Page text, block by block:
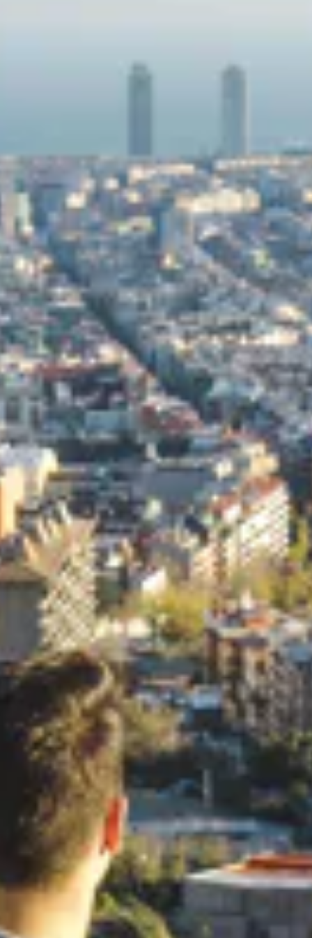
capital catalana está llena de todo tipo de locales, desde
restaurantes tradicionales y bares de tapas hasta
, lastendencias, eldiseñoy
la
imagen gracias a unaextensa oferta de ocio y
cultura
que incluye numerosos museos(elMNAC,
MACBA , elCCCB , elMuseu del Disseny, laFundación
Joan Miró
Museo Picasso
etc.),
festivales (elPrimavera Sound , elBlanc, elSónar,
elD'A Film Festival, el , elCruïlla
, etc.) y otros
eventos destacados como
La Mercè, laDiada de Sant
Jordi, laBarcelona Design Weeko la 080 Barcelona
Fashion. Infinidad de opciones para pasarlo bien en
un entorno seguro
¿Por qué estudiar en Barcelona?
LCI Barcelona, campus europeo de la redLCI Education
brinda al alumno la oportunidad de prepararse para el
mundo profesional en la que es considerada lacuarta
ciudad más creativa del mundo. Según el informeSurvey
on the Barcelona City Brandelaborado por elBCD, la
capital catalana es ellugar ideal para estudiarpor
riqueza ydiversidad , además de por la amabilidadde
sus gentes.
En lo que al alojamientose refiere, la Escuela
tieneacuerdos de colaboraciónconresidencias de
estudiantes y otros complejosque ofrecencondiciones
preferentesa la comunidad LCI. Al formalizar su
matrícula, el alumno obtendrá una guía
que incluye toda
la información al respecto y contará con
asesoramientode los profesionales del centro.
No importa la estación del año,Barcelona siempre
enamora a sus visitantes. Es la ciudad perfecta para
formarse por su
energía desbordante
amplia
propuesta de actividadesdentro de unmarco
incomparableen el que destacan las creativas e
innovadoras obras arquitectónicas del maestroAntoni
Gaudí.